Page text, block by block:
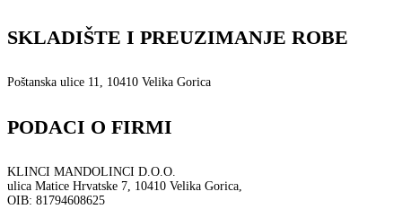
SKLADIŠTE I PREUZIMANJE ROBE
Poštanska ulice 11, 10410 Velika Gorica
PODACI O FIRMI
KLINCI MANDOLINCI D.O.O.
ulica Matice Hrvatske 7, 10410 Velika Gorica,
OIB: 81794608625